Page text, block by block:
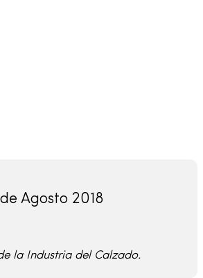
Agosto 2018
la Industria del Calzado.